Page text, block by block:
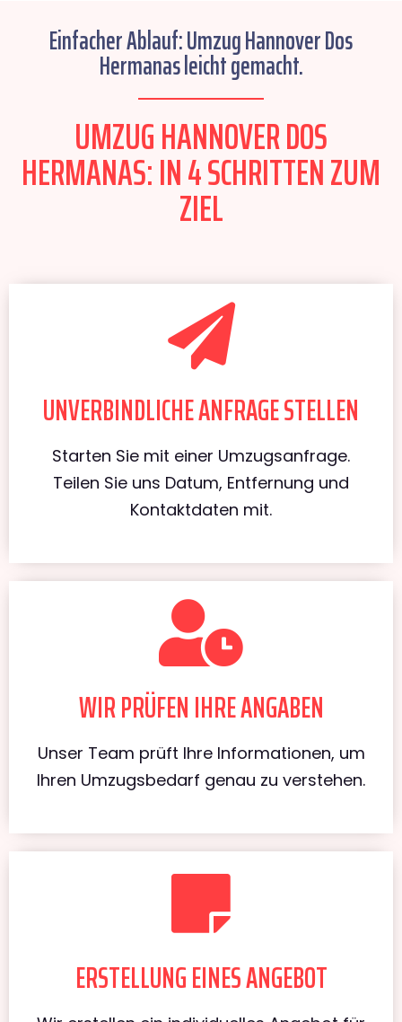
Einfacher Ablauf: Umzug Hannover Dos
Hermanas leicht gemacht.
UMZUG HANNOVER DOS
HERMANAS: IN 4 SCHRITTEN ZUM
ZIEL
UNVERBINDLICHE ANFRAGE STELLEN
Starten Sie mit einer Umzugsanfrage.
Teilen Sie uns Datum, Entfernung und
Kontaktdaten mit.
WIR PRÜFEN IHRE ANGABEN
Unser Team prüft Ihre Informationen, um
Ihren Umzugsbedarf genau zu verstehen.
ERSTELLUNG EINES ANGEBOT